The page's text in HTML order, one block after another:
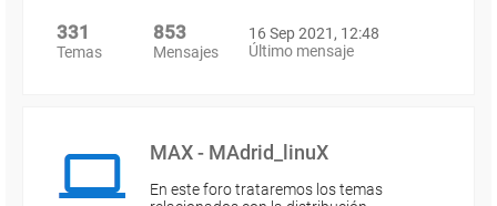
331
Temas
853
Mensajes
16 Sep 2021, 12:48
Último mensaje
MAX - MAdrid_linuX
En este foro trataremos los temas